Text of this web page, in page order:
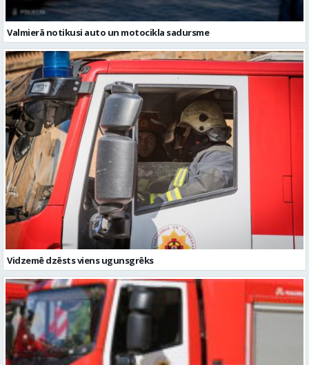
Valmierā notikusi auto un motocikla sadursme
Vidzemē dzēsts viens ugunsgrēks